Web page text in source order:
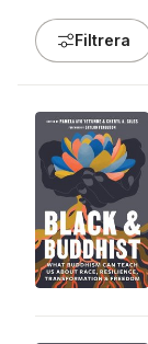
Filtrera